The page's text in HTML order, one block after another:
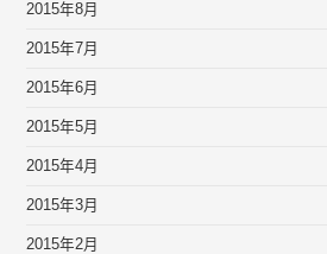
2015年8月
2015年7月
2015年6月
2015年5月
2015年4月
2015年3月
2015年2月